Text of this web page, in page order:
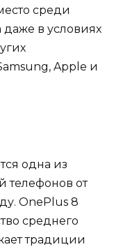
среди
даже в условиях
Apple и
одна из
телефонов от
OnePlus 8
среднего
традиции